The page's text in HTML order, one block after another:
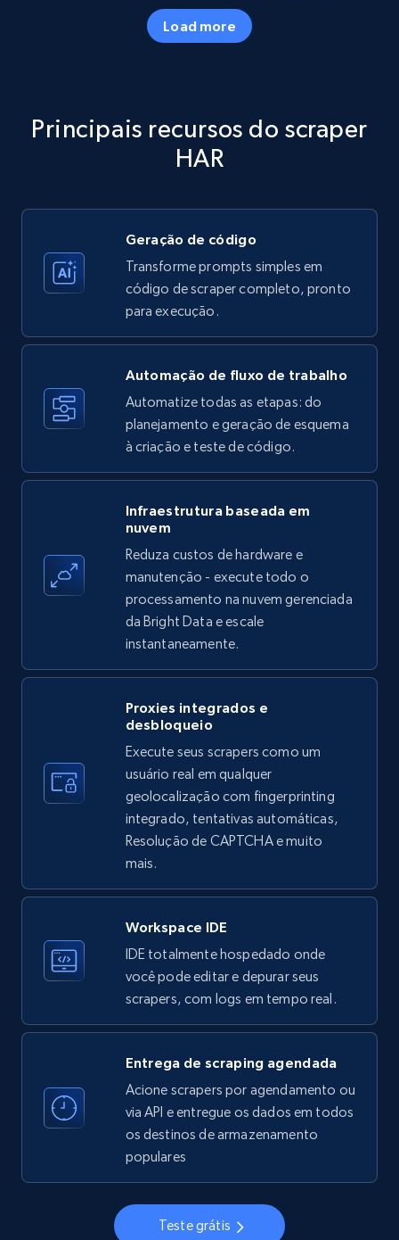
price, Currency, Availability, Reviews count, and
Amazon products - Collects products by
specific keywords
Title, Seller name, Brand, Description, Initial
35.3K+ 5.7K+ Comece grátis
Amazon products - find products by using
upc numbers
Title, Seller name, Brand, Description, Initial
price, Currency, Availability, Reviews count, and
more.
5.7K+ Comece grátis
LinkedIn company information
ID, Name, Country code, Locations, Followers,
Employees in linkedin, About, Specialties, and
more.
3.5K+ Comece grátis
Instagram - Profiles
Account, Fbid, ID, Followers, Posts count, Is
business account, Is professional account, Is
verified, and more.
Instagram - Profiles - Collect profile
information by user name
business account, Is professional account, Is
verified, and more.
Load more
Principais recursos do scraper
HAR
Geração de código
Transforme prompts simples em
código de scraper completo, pronto
para execução.
Automação de fluxo de trabalho
Automatize todas as etapas: do
planejamento e geração de esquema
à criação e teste de código.
Infraestrutura baseada em
nuvem
Reduza custos de hardware e
manutenção - execute todo o
processamento na nuvem gerenciada
da Bright Data e escale
instantaneamente.
Proxies integrados e
desbloqueio
Execute seus scrapers como um
usuário real em qualquer
geolocalização com fingerprinting
integrado, tentativas automáticas,
Resolução de CAPTCHA e muito
mais.
Workspace IDE
IDE totalmente hospedado onde
você pode editar e depurar seus
scrapers, com logs em tempo real.
Entrega de scraping agendada
Acione scrapers por agendamento ou
via API e entregue os dados em todos
os destinos de armazenamento
populares
Teste grátis